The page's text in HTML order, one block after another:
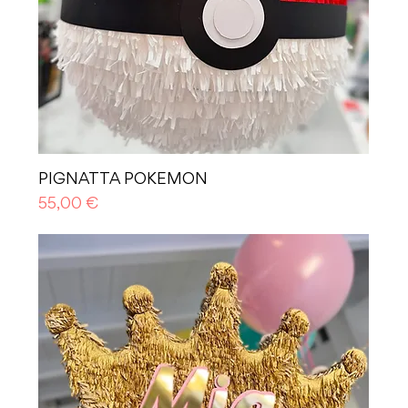
PIGNATTA POKEMON
Prezzo
55,00 €